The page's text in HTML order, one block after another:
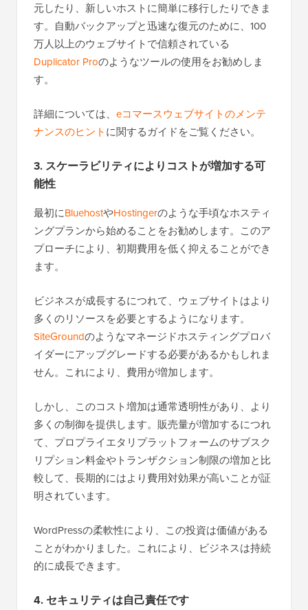
元したり、新しいホストに簡単に移行したりできま
す。自動バックアップと迅速な復元のために、100
万人以上のウェブサイトで信頼されている
Duplicator Proのようなツールの使用をお勧めしま
す。
詳細については、 eコマースウェブサイトのメンテ
ナンスのヒントに関するガイドをご覧ください。
3. スケーラビリティによりコストが増加する可
能性
最初にBluehostやHostingerのような手頃なホスティ
ングプランから始めることをお勧めします。このア
プローチにより、初期費用を低く抑えることができ
ます。
ビジネスが成長するにつれて、ウェブサイトはより
多くのリソースを必要とするようになります。
SiteGroundのようなマネージドホスティングプロバ
イダーにアップグレードする必要があるかもしれま
せん。これにより、費用が増加します。
しかし、このコスト増加は通常透明性があり、より
多くの制御を提供します。販売量が増加するにつれ
て、プロプライエタリプラットフォームのサブスク
リプション料金やトランザクション制限の増加と比
較して、長期的にはより費用対効果が高いことが証
明されています。
WordPressの柔軟性により、この投資は価値がある
ことがわかりました。これにより、ビジネスは持続
的に成長できます。
4. セキュリティは自己責任です